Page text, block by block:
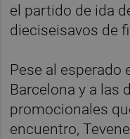
el partido de ida
dieciseisavos de
Pese al esperado
Barcelona y a las
promocionales
encuentro,